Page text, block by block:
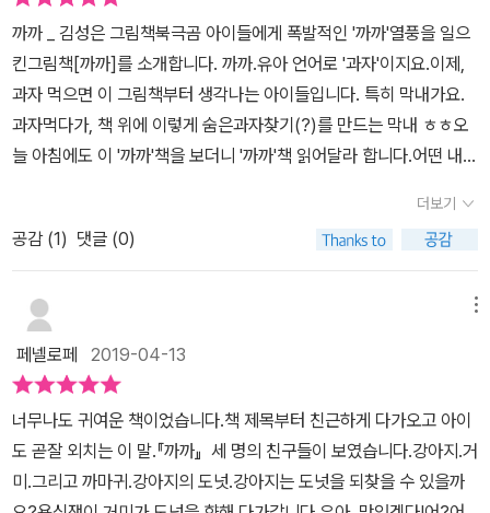
함께 가지고 놀아야 하는 우리의 것에 대해 알려주었던 기억이 있
다. 어쨌든, 눈 앞에서 먹을 것을 빼앗긴 BOB은 화가 날 일이지. 괜한
화풀이에 옆에 있던 까마귀가 밥그릇을 뒤집어 썼다.빗자루를 들고
거미줄을 쳐보기도 하고,트램폴린을 이용해서 뛰어올라가보기도 한
다.그래도 거미줄까지 닫지 못한 BOB은 지쳐서 누워버리는데...얄미
운 거미는 배를 던지며 약을 올린다. 그냥 '미안해'하고 같이 나눠 먹
으면 될 것을 하여간 뺏어간 놈이 더 약을 올리는 상황이라니..그림책
을 한장 한장 넘기면서 점점 더 BOB을 응원하고 있는 나를 본다.결
나의 기대를 저버리지 않았던 마지막 장면때문에 키득키득 웃었다.아
이들과 함께 이 그림책을 본다면, 이런 상황에 부닥친다면 어떻게 할
지 이야기를 나눠 보는 것이 좋겠다.물론 정답은 없다.
까까 _ 김성은 그림책​북극곰 아이들에게 폭발적인 '까까'열풍을 일으
킨그림책[까까]를 소개합니다. 까까.유아 언어로 '과자'이지요.이제,
과자 먹으면 이 그림책부터 생각나는 아이들입니다. 특히 막내가요.
과자먹다가, 책 위에 이렇게 숨은과자찾기(?)를 만드는 막내 ㅎㅎ오
늘 아침에도 이 '까까'책을 보더니 '까까'책 읽어달라 합니다.어떤 내용
는 배경입니다.처음엔 놀이터인가 하고 봤는데, 어느 집의 앞마당 정
원같습니다.텃밭도 보이고, 트램펄린도 보이고, 삽에 양동이에 호스
에 갈퀴에 사다리에 미끄럼틀에...여기에 보이는 하나하나가 이야기
속에 등장하게 된답니다. 발단은 이러했습니다.'BOB'이란 하얀 개의
밥그릇에 있던 도넛을 거미가 맛있겠다며 슬쩍 가져가던 중에 비몽사
몽 잠이 들었던 주인에게 그 모습을 딱 들킨거죠.(BOB의 집 지붕에
누워서 한가롭게 잠자고 있는 까만 새도 눈여겨 봐주세요.) '내 까까
야. 돌려 줘!'​나무가 저렇게 높았던가요?힘껏 도넛을 끌고 나무위로
올라가서 자신의 거미줄에 올려놓고 성대한 만찬을 즐기려는 거미의
모습과자신의 '까까'를 돌려달라고 밥그릇 킥을 날리며 항의하는 BO
더보기
공감 (1) 댓글 (0)
페넬로페 2019-04-13
너무나도 귀여운 책이었습니다.책 제목부터 친근하게 다가오고 아이
도 곧잘 외치는 이 말.『까까』 세 명의 친구들이 보였습니다.강아지.거
미.그리고 까마귀.강아지의 도넛.강아지는 도넛을 되찾을 수 있을까